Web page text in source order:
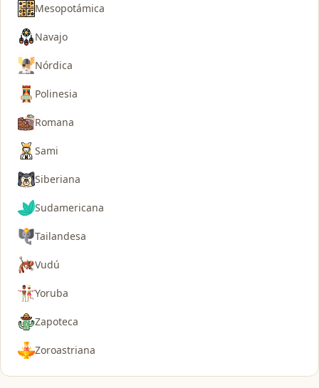
Mesopotámica
Navajo
Nórdica
Polinesia
Romana
Sami
Siberiana
Sudamericana
Tailandesa
Vudú
Yoruba
Zapoteca
Zoroastriana